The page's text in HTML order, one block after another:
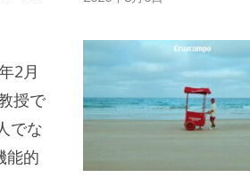
2月
授で
でな
能的